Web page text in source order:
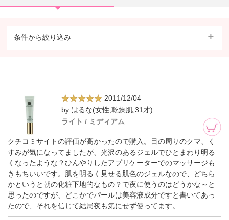
条件から絞り込み
2011/12/04
by はるな(女性,乾燥肌,31才)
ライト / ミディアム
クチコミサイトの評価が高かったので購入。目の周りのクマ、く
すみが気になってましたが、光沢のあるジェルでひとまわり明る
くなったような？ひんやりしたアプリケーターでのマッサージも
きもちいいです。肌を明るく見せる肌色のジェルなので、どちら
かというと朝の化粧下地的なもの？で夜に使うのはどうかな～と
思ったのですが、どこかでパールは美容液成分ですと書いてあっ
たので、それを信じて結局夜も気にせず使ってます。